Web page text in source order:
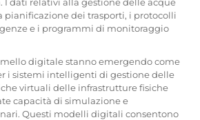
pianificazione dei trasporti, i protocolli
e i programmi di monitoraggio
digitale stanno emergendo come
i sistemi intelligenti di gestione delle
virtuali delle infrastrutture fisiche
capacità di simulazione e
Questi modelli digitali consentono